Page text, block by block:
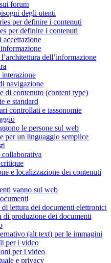
forum
degli utenti
per definire i contenuti
per definire i contenuti
dell’informazione
navigazione
di contenuto (content type)
e standard
controllati e tassonomie
le persone sul web
per un linguaggio semplice
e localizzazione dei contenuti
vanno sul web
lettura dei documenti elettronici
di produzione dei documenti
(alt text) per le immagini
per i video
per i video
e privacy